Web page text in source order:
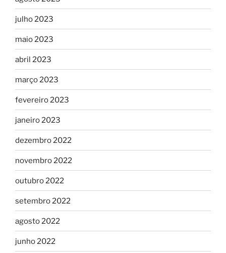
julho 2023
maio 2023
abril 2023
março 2023
fevereiro 2023
janeiro 2023
dezembro 2022
novembro 2022
outubro 2022
setembro 2022
agosto 2022
junho 2022